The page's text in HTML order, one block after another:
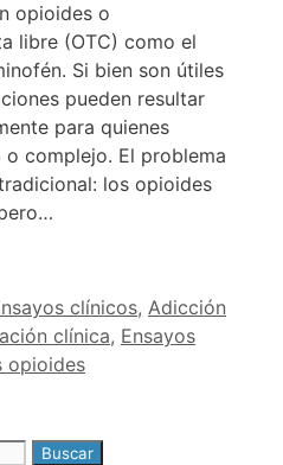
opioides o
libre (OTC) como el
Si bien son útiles
pueden resultar
para quienes
complejo. El problema
los opioides
clínicos, Adicción
clínica, Ensayos
opioides